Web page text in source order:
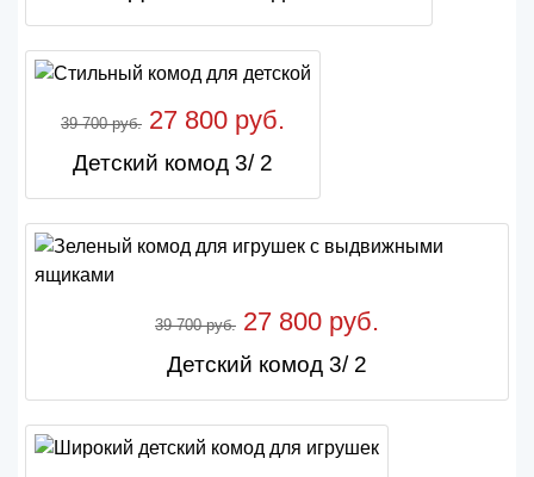
39 700 руб. 27 800 руб.
Детский комод 3/ 2
39 700 руб. 27 800 руб.
Детский комод 3/ 2